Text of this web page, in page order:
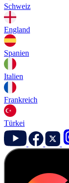
Schweiz
England
Spanien
Italien
Frankreich
Türkei